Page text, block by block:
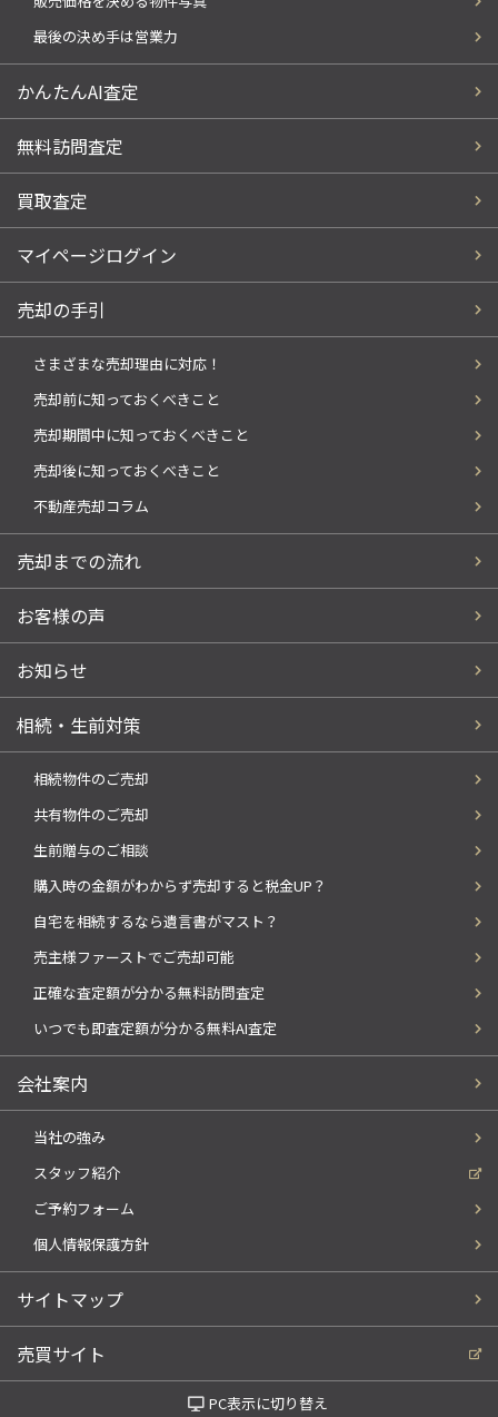
最後の決め手は営業力
かんたんAI査定
無料訪問査定
買取査定
マイページログイン
売却の手引
さまざまな売却理由に対応！
売却前に知っておくべきこと
売却期間中に知っておくべきこと
売却後に知っておくべきこと
不動産売却コラム
売却までの流れ
お客様の声
お知らせ
相続・生前対策
相続物件のご売却
共有物件のご売却
生前贈与のご相談
購入時の金額がわからず売却すると税金UP？
自宅を相続するなら遺言書がマスト？
売主様ファーストでご売却可能
正確な査定額が分かる無料訪問査定
いつでも即査定額が分かる無料AI査定
会社案内
当社の強み
スタッフ紹介
ご予約フォーム
個人情報保護方針
サイトマップ
売買サイト
PC表示に切り替え